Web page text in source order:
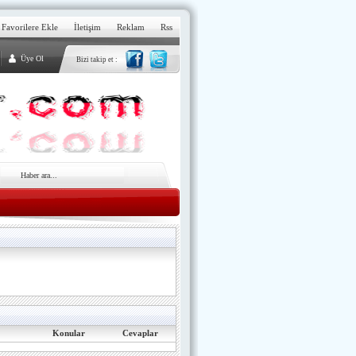
Rss
Reklam
İletişim
Favorilere Ekle
Üye Ol Bizi takip et :
Konular
Cevaplar